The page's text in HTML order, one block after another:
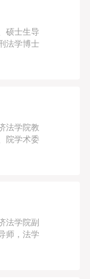
硕士生导
法学博士
法学院教
院学术委
法学院副
师，法学